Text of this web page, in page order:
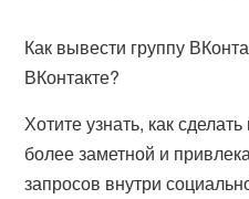
Как вывести группу
ВКонтакте?
Хотите узнать, как
более заметной и
запросов внутри